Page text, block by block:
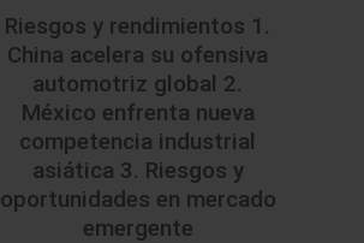
Riesgos y rendimientos 1.
China acelera su ofensiva
automotriz global 2.
México enfrenta nueva
competencia industrial
asiática 3. Riesgos y
oportunidades en mercado
emergente